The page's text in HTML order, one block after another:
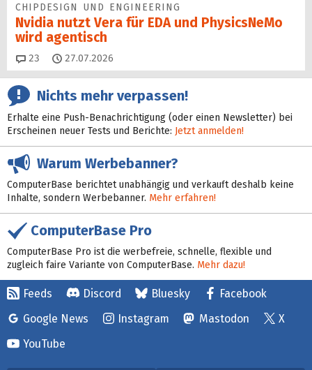
CHIPDESIGN UND ENGINEERING
Nvidia nutzt Vera für EDA und PhysicsNeMo
wird agentisch
23 Kommentare
27.07.2026
Nichts mehr verpassen!
Erhalte eine Push-Benachrichtigung (oder einen Newsletter) bei
Erscheinen neuer Tests und Berichte: Jetzt anmelden!
Warum Werbebanner?
ComputerBase berichtet unabhängig und verkauft deshalb keine
Inhalte, sondern Werbebanner. Mehr erfahren!
ComputerBase Pro
ComputerBase Pro ist die werbefreie, schnelle, flexible und
zugleich faire Variante von ComputerBase. Mehr dazu!
Feeds Discord Bluesky
Facebook
Google News
Instagram Mastodon
X
YouTube